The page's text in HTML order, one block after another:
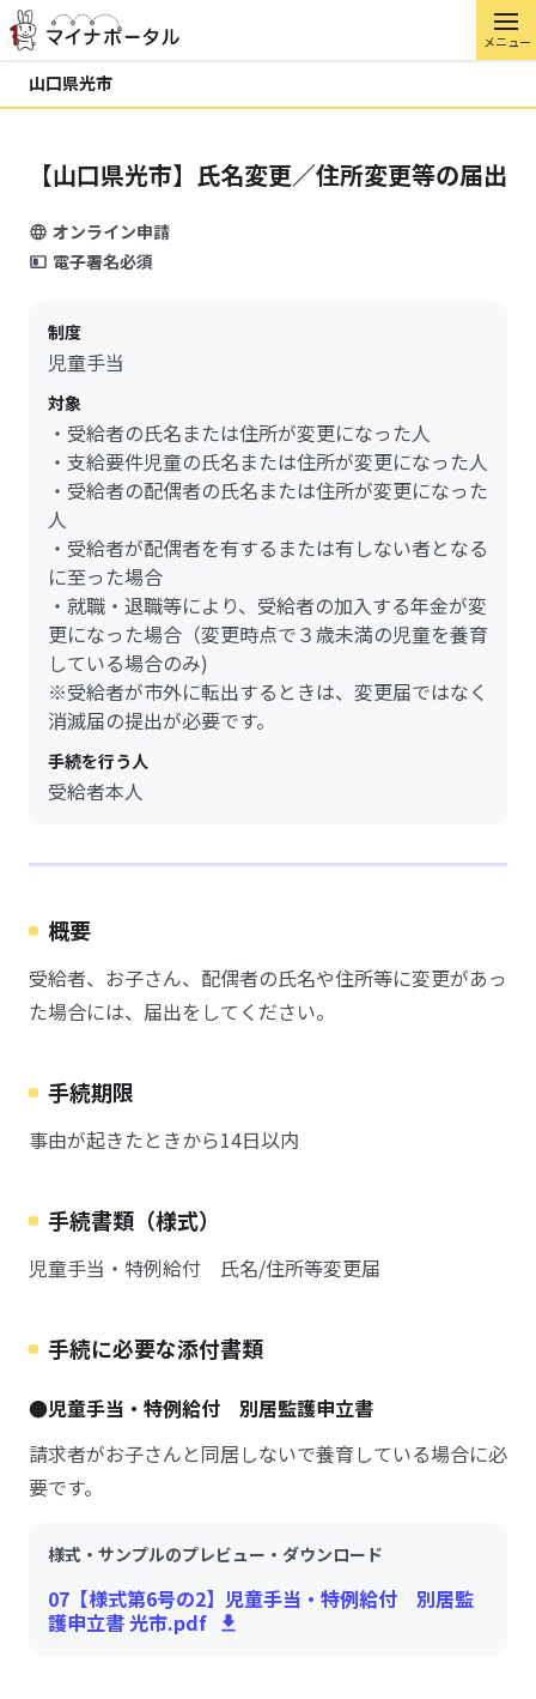
メニュー
山口県光市
【山口県光市】氏名変更／住所変更等の届出
オンライン申請
電子署名必須
制度
児童手当
対象
・受給者の氏名または住所が変更になった人
・支給要件児童の氏名または住所が変更になった人
・受給者の配偶者の氏名または住所が変更になった
人
・受給者が配偶者を有するまたは有しない者となる
に至った場合
・就職・退職等により、受給者の加入する年金が変
更になった場合（変更時点で３歳未満の児童を養育
している場合のみ)
※受給者が市外に転出するときは、変更届ではなく
消滅届の提出が必要です。
手続を行う人
受給者本人
概要
受給者、お子さん、配偶者の氏名や住所等に変更があっ
た場合には、届出をしてください。
手続期限
事由が起きたときから14日以内
手続書類（様式）
児童手当・特例給付 氏名/住所等変更届
手続に必要な添付書類
●児童手当・特例給付 別居監護申立書
請求者がお子さんと同居しないで養育している場合に必
要です。
様式・サンプルのプレビュー・ダウンロード
07【様式第6号の2】児童手当・特例給付 別居監
護申立書 光市.pdf